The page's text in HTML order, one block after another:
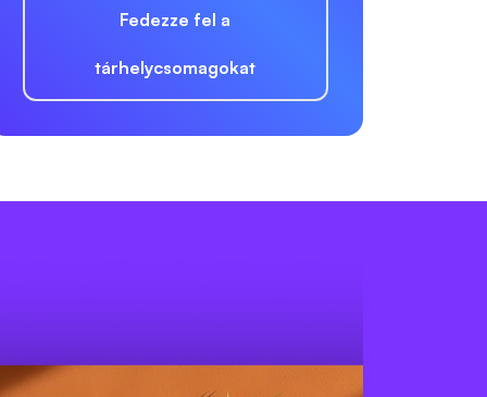
Fedezze fel a
tárhelycsomagokat